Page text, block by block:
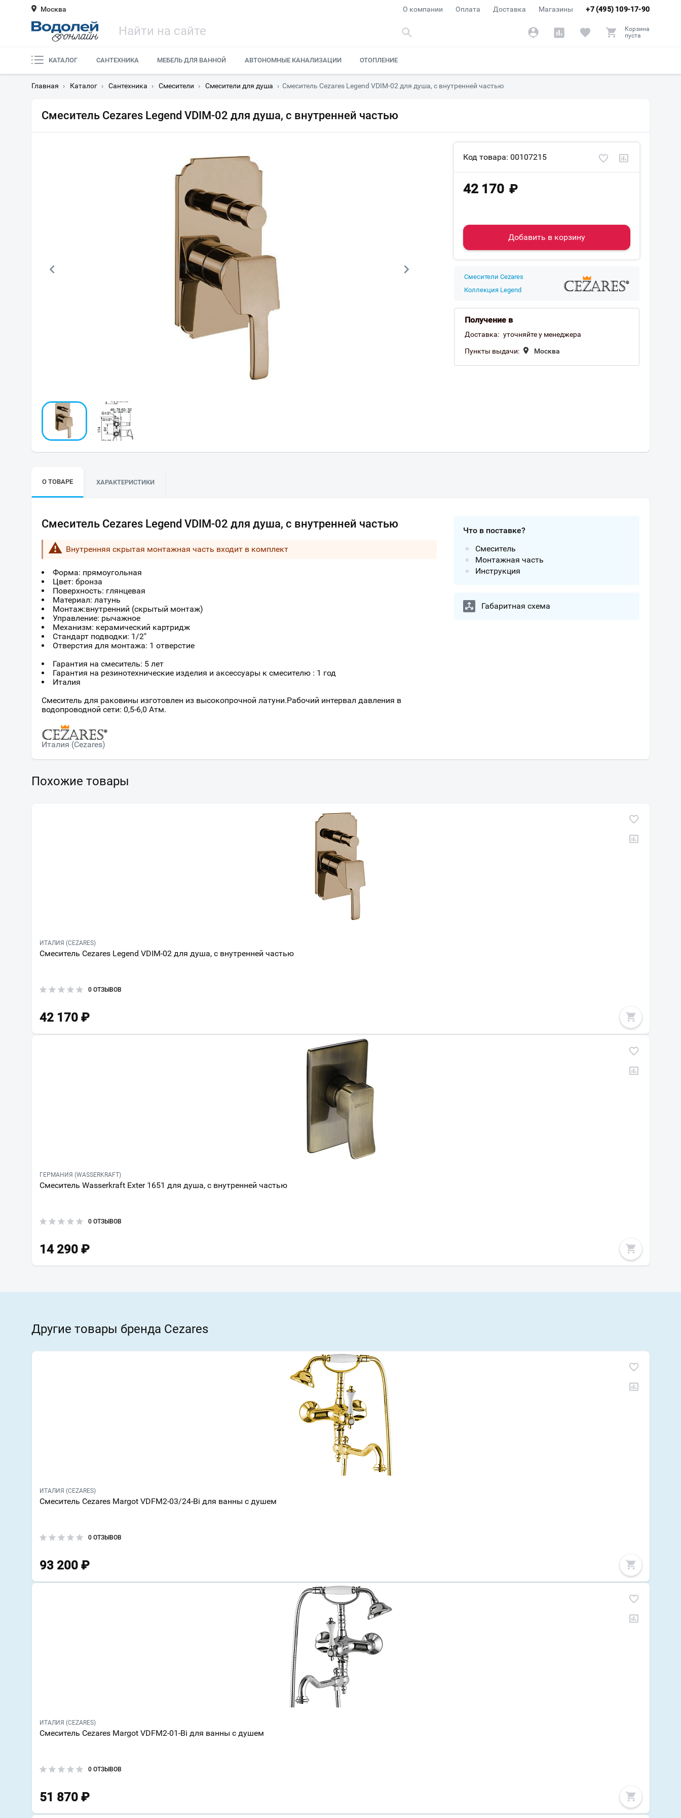
Москва +7 (495) 109-17-90
О компании Оплата Доставка Магазины
Корзина
пуста
КАТАЛОГ САНТЕХНИКА МЕБЕЛЬ ДЛЯ ВАННОЙ АВТОНОМНЫЕ КАНАЛИЗАЦИИ ОТОПЛЕНИЕ
Главная › Каталог › Сантехника › Смесители › Смесители для душа › Смеситель Cezares Legend VDIM-02 для душа, с внутренней частью
Смеситель Cezares Legend VDIM-02 для душа, с внутренней частью
Код товара: 00107215
42 170 ₽
Добавить в корзину
Смесители Cezares
Коллекция Legend
Получение в
Доставка: уточняйте у менеджера
Пункты выдачи: Москва
О ТОВАРЕ ХАРАКТЕРИСТИКИ
Смеситель Cezares Legend VDIM-02 для душа, с внутренней частью
Внутренняя скрытая монтажная часть входит в комплект
Форма: прямоугольная
Цвет: бронза
Поверхность: глянцевая
Материал: латунь
Монтаж:внутренний (скрытый монтаж)
Управление: рычажное
Механизм: керамический картридж
Стандарт подводки: 1/2"
Отверстия для монтажа: 1 отверстие
Гарантия на смеситель: 5 лет
Гарантия на резинотехнические изделия и аксессуары к смесителю : 1 год
Италия
Смеситель для раковины изготовлен из высокопрочной латуни.Рабочий интервал давления в
водопроводной сети: 0,5-6,0 Атм.
Италия (Cezares)
Что в поставке?
Смеситель
Монтажная часть
Инструкция
Габаритная схема
Похожие товары
ИТАЛИЯ (CEZARES)
Смеситель Cezares Legend VDIM-02 для душа, с внутренней частью
0 ОТЗЫВОВ
42 170 ₽
ГЕРМАНИЯ (WASSERKRAFT)
Смеситель Wasserkraft Exter 1651 для душа, с внутренней частью
0 ОТЗЫВОВ
14 290 ₽
Другие товары бренда Cezares
ИТАЛИЯ (CEZARES)
Смеситель Cezares Margot VDFM2-03/24-Bi для ванны с душем
0 ОТЗЫВОВ
93 200 ₽
ИТАЛИЯ (CEZARES)
Смеситель Cezares Margot VDFM2-01-Bi для ванны с душем
0 ОТЗЫВОВ
51 870 ₽
Мурманск
Ваш город
Всё верно Сменить город